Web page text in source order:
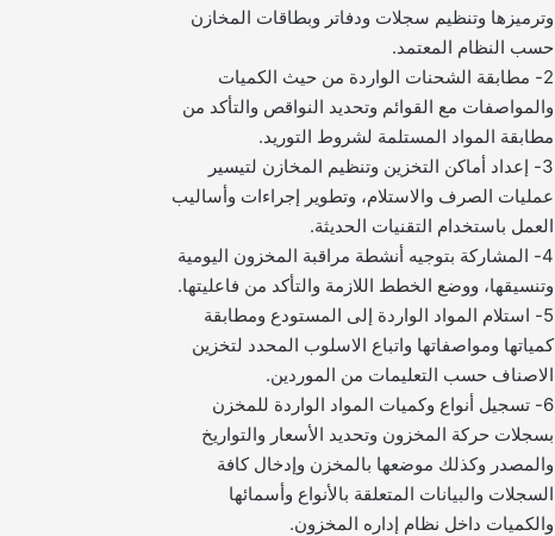
وترميزها وتنظيم سجلات ودفاتر وبطاقات المخازن
حسب النظام المعتمد.
2- مطابقة الشحنات الواردة من حيث الكميات
والمواصفات مع القوائم وتحديد النواقص والتأكد من
مطابقة المواد المستلمة لشروط التوريد.
3- إعداد أماكن التخزين وتنظيم المخازن لتيسير
عمليات الصرف والاستلام، وتطوير إجراءات وأساليب
العمل باستخدام التقنيات الحديثة.
4- المشاركة بتوجيه أنشطة مراقبة المخزون اليومية
وتنسيقها، ووضع الخطط اللازمة والتأكد من فاعليتها.
5- استلام المواد الواردة إلى المستودع ومطابقة
كمياتها ومواصفاتها واتباع الاسلوب المحدد لتخزين
الاصناف حسب التعليمات من الموردين.
6- تسجيل أنواع وكميات المواد الواردة للمخزن
بسجلات حركة المخزون وتحديد الأسعار والتواريخ
والمصدر وكذلك موضعها بالمخزن وإدخال كافة
السجلات والبيانات المتعلقة بالأنواع وأسمائها
والكميات داخل نظام إداره المخزون.